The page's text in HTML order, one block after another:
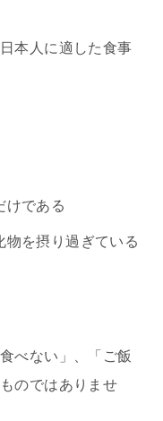
本人に適した食事
けである
物を摂り過ぎている
べない」、「ご飯
のではありませ